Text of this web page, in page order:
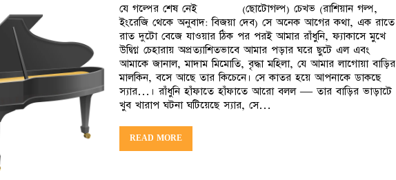
যে গল্পের শেষ নেই (ছোটোগল্প) চেখভ (রাশিয়ান গল্প,
ইংরেজি থেকে অনুবাদ: বিজয়া দেব) সে অনেক আগের কথা, এক রাতে
রাত দুটো বেজে যাওয়ার ঠিক পর পরই আমার রাঁধুনি, ফ্যাকাসে মুখে
উদ্বিগ্ন চেহারায় অপ্রত্যাশিতভাবে আমার পড়ার ঘরে ছুটে এল এবং
আমাকে জানাল, মাদাম মিমোতি, বৃদ্ধা মহিলা, যে আমার লাগোয়া বাড়ির
মালকিন, বসে আছে তার কিচেনে। সে কাতর হয়ে আপনাকে ডাকছে
স্যার…। রাঁধুনি হাঁফাতে হাঁফাতে আরো বলল — তার বাড়ির ভাড়াটে
খুব খারাপ ঘটনা ঘটিয়েছে স্যার, সে…
READ MORE